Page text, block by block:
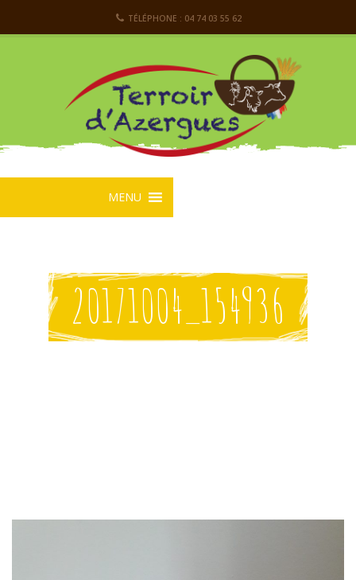
TÉLÉPHONE : 04 74 03 55 62
MENU
20171004_154936